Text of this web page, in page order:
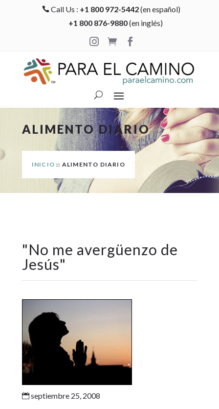
 Call Us : +1 800 972-5442(en español)
+1 800 876-9880(en inglés)

 
ALIMENTO DIARIO
INICIO :: ALIMENTO DIARIO
"No me avergüenzo de
Jesús"
septiembre 25, 2008